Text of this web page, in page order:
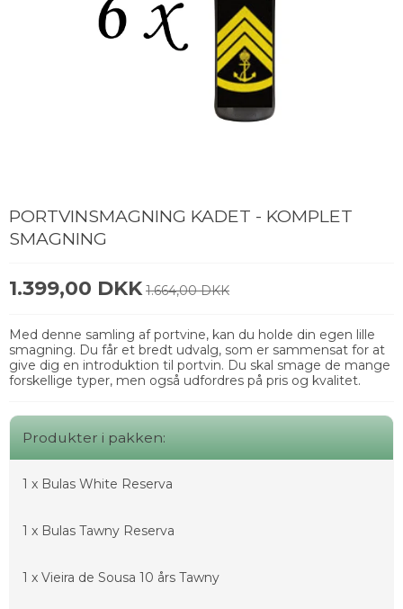
PORTVINSMAGNING KADET - KOMPLET
SMAGNING
1.399,00 DKK 1.664,00 DKK
Med denne samling af portvine, kan du holde din egen lille
smagning. Du får et bredt udvalg, som er sammensat for at
give dig en introduktion til portvin. Du skal smage de mange
forskellige typer, men også udfordres på pris og kvalitet.
Produkter i pakken:
1 x Bulas White Reserva
1 x Bulas Tawny Reserva
1 x Vieira de Sousa 10 års Tawny